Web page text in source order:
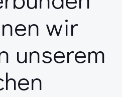
wir
unserem